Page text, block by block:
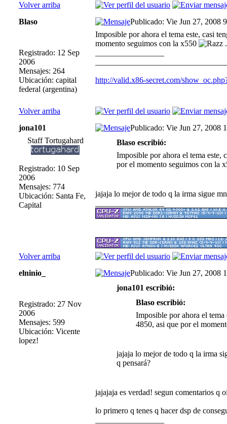
Volver arriba
Blaso
Publicado: Vie Jun 27, 2008
Registrado: 12 Sep
2006
Mensajes: 264
Ubicación: capital
federal (argentina)
Imposible por ahora el tema este, casi
momento seguimos con la x550
http://valid.x86-secret.com/
Volver arriba
jona101
Publicado: Vie Jun 27, 2008
Staff Tortugahard
Registrado: 10 Sep
2006
Mensajes: 774
Ubicación: Santa Fe,
Capital
Blaso escribió:
Imposible por ahora el tema
por el momento seguimos con la
jajaja lo mejor de todo q la irma sigue
Volver arriba
elninio_
Publicado: Vie Jun 27, 2008
Registrado: 27 Nov
2006
Mensajes: 599
Ubicación: Vicente
lopez!
jona101 escribió:
Blaso escribió:
Imposible por ahora el
4850, asi que por el
jajaja lo mejor de todo q la irma
q pensará?
jajajaja es verdad! segun comentarios q
lo primero q tenes q hacer dsp de